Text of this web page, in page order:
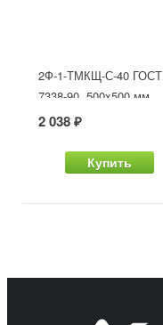
2Ф-1-ТМКЩ-С-40 ГОСТ
7338-90, 500x500 мм
2 038 ₽
Купить